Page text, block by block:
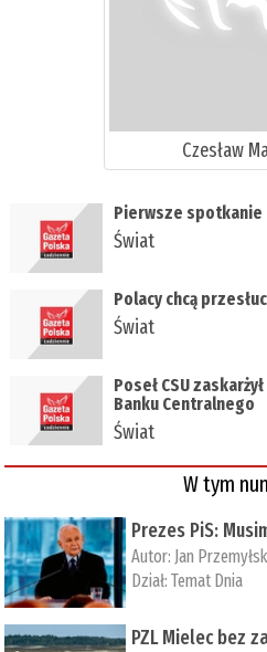
Czesław
​Pierwsze spotkanie
Świat
Polacy chcą
Świat
Poseł CSU
Banku Centralnego
Świat
W tym
Prezes PiS:
Autor: Jan
Dział:Temat Dnia
PZL Mielec bez